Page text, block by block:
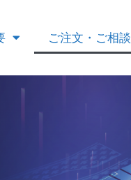
ご注文・ご相談